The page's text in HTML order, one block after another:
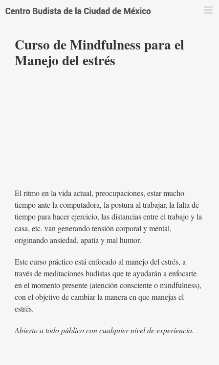
Curso de Mindfulness para el
Manejo del estrés
El ritmo en la vida actual, preocupaciones, estar mucho
tiempo ante la computadora, la postura al trabajar, la falta de
tiempo para hacer ejercicio, las distancias entre el trabajo y la
casa, etc. van generando tensión corporal y mental,
originando ansiedad, apatía y mal humor.
Este curso práctico está enfocado al manejo del estrés, a
través de meditaciones budistas que te ayudarán a enfocarte
en el momento presente (atención consciente o mindfulness),
con el objetivo de cambiar la manera en que manejas el
estrés.
Abierto a todo público con cualquier nivel de experiencia.